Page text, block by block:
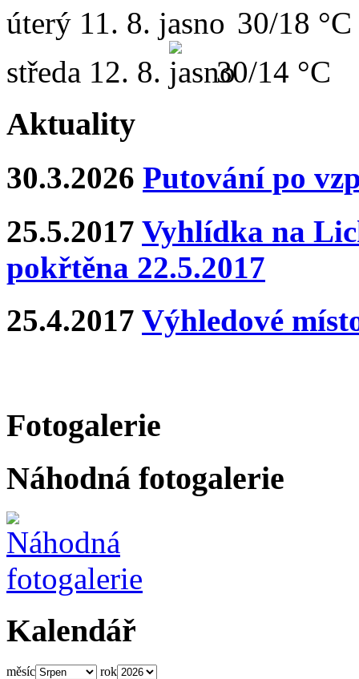
úterý 11. 8.
30/18 °C
středa 12. 8. 30/14 °C
Aktuality
30.3.2026 Putování po
25.5.2017 Vyhlídka na
pokřtěna 22.5.2017
25.4.2017 Výhledové
Fotogalerie
Náhodná fotogalerie
Kalendář
měsíc rok